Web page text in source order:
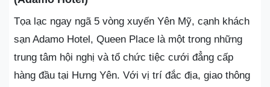
Tọa lạc ngay ngã 5 vòng xuyến Yên Mỹ, cạnh khách
sạn Adamo Hotel, Queen Place là một trong những
trung tâm hội nghị và tổ chức tiệc cưới đẳng cấp
hàng đầu tại Hưng Yên. Với vị trí đắc địa, giao thông